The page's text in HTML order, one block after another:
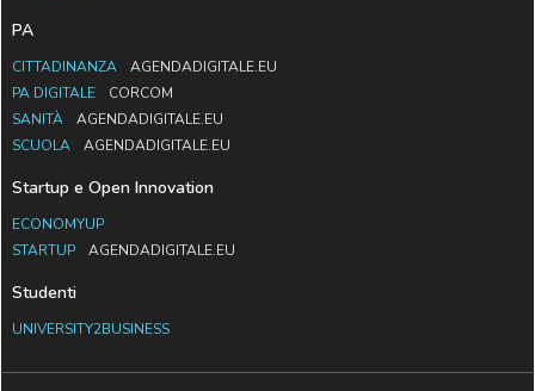
PA
CITTADINANZA
AGENDADIGITALE.EU
PA DIGITALE
CORCOM
SANITÀ
AGENDADIGITALE.EU
SCUOLA
AGENDADIGITALE.EU
Startup e Open Innovation
ECONOMYUP
STARTUP
AGENDADIGITALE.EU
Studenti
UNIVERSITY2BUSINESS